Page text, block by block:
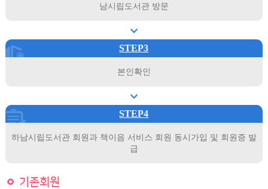
남시립도서관 방문
STEP3
본인확인
STEP4
하남시립도서관 회원과 책이음 서비스 회원 동시가입 및 회원증 발
급
기존회원